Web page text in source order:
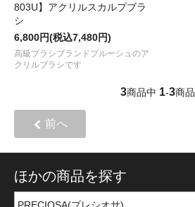
803U】アクリルスカルプブラ
シ
6,800円(税込7,480円)
高級ブラシブランドブルーシュのア
クリルブラシです
3商品中 1-3商品
前へ
ほかの商品を探す